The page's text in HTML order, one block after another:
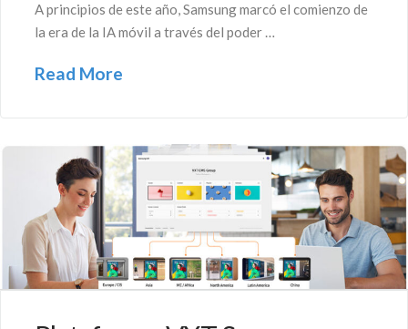
A principios de este año, Samsung marcó el comienzo de
la era de la IA móvil a través del poder …
Read More